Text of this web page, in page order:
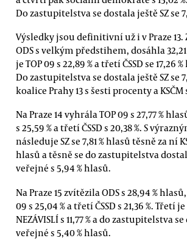
Do zastupitelstva se dostala ještě SZ se
Výsledky jsou definitivní už i v Praze 13.
ODS s velkým předstihem, dosáhla
je TOP 09 s 22,89 % a třetí ČSSD se 17,26
Do zastupitelstva se dostala ještě SZ se
koalice Prahy 13 s šesti procenty a KSČM
Na Praze 14 vyhrála TOP 09 s 27,77 %
s 25,59 % a třetí ČSSD s 20,38 %. S
následuje SZ se 7,81 % hlasů těsně za ní
hlasů a těsně se do zastupitelstva
veřejné s 5,94 % hlasů.
Na Praze 15 zvítězila ODS s 28,94 %
09 s 25,04 % a třetí ČSSD s 21,36 %.
NEZÁVISLÍ s 11,77 % a do zastupitelstva
veřejné s 5,40 % hlasů.